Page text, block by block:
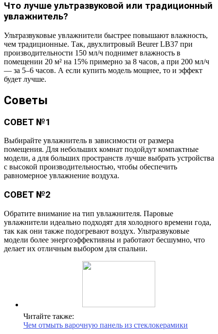
Что лучше ультразвуковой или традиционный
увлажнитель?
Ультразвуковые увлажнители быстрее повышают влажность,
чем традиционные. Так, двухлитровый Beurer LB37 при
производительности 150 мл/ч поднимет влажность в
помещении 20 м² на 15% примерно за 8 часов, а при 200 мл/ч
— за 5–6 часов. А если купить модель мощнее, то и эффект
будет лучше.
Советы
СОВЕТ №1
Выбирайте увлажнитель в зависимости от размера
помещения. Для небольших комнат подойдут компактные
модели, а для больших пространств лучше выбрать устройства
с высокой производительностью, чтобы обеспечить
равномерное увлажнение воздуха.
СОВЕТ №2
Обратите внимание на тип увлажнителя. Паровые
увлажнители идеально подходят для холодного времени года,
так как они также подогревают воздух. Ультразвуковые
модели более энергоэффективны и работают бесшумно, что
делает их отличным выбором для спальни.
Читайте также:
Чем отмыть варочную панель из стеклокерамики